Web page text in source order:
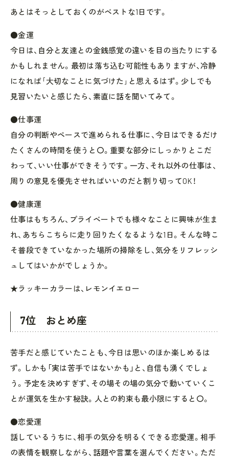
あとはそっとしておくのがベストな1日です。
●金運
今日は、自分と友達との金銭感覚の違いを目の当たりにする
かもしれません。最初は落ち込む可能性もありますが、冷静
になれば｢大切なことに気づけた｣と思えるはず。少しでも
見習いたいと感じたら、素直に話を聞いてみて。
●仕事運
自分の判断やペースで進められる仕事に、今日はできるだけ
たくさんの時間を使うと〇。重要な部分にしっかりとこだ
わって、いい仕事ができそうです。一方、それ以外の仕事は、
周りの意見を優先させればいいのだと割り切ってOK！
●健康運
仕事はもちろん、プライベートでも様々なことに興味が生ま
れ、あちらこちらに走り回りたくなるような1日。そんな時こ
そ普段できていなかった場所の掃除をし、気分をリフレッシ
ュしてはいかがでしょうか。
★ラッキーカラーは、レモンイエロー
7位 おとめ座
苦手だと感じていたことも、今日は思いのほか楽しめるは
ず。しかも「実は苦手ではないかも」と、自信も湧くでしょ
う。予定を決めすぎず、その場その場の気分で動いていくこ
とが運気を生かす秘訣。人との約束も最小限にすると〇。
●恋愛運
話しているうちに、相手の気分を明るくできる恋愛運。相手
の表情を観察しながら、話題や言葉を選んでください。ただ